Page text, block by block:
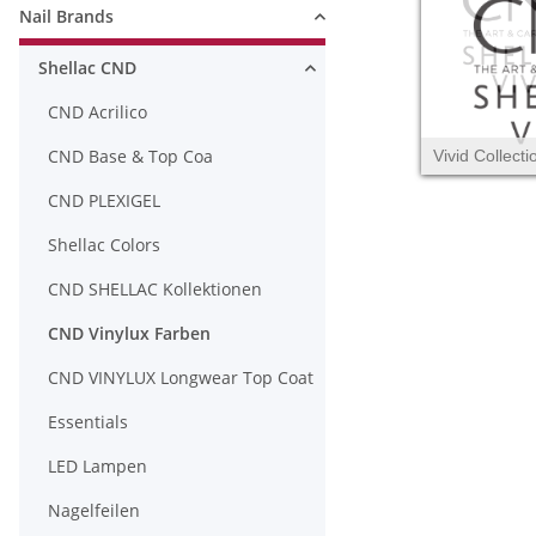
Vivid
Nail Brands
Shellac CND
CND Acrilico
CND Base & Top Coa
CND PLEXIGEL
Shellac Colors
CND SHELLAC Kollektionen
CND Vinylux Farben
CND VINYLUX Longwear Top Coat
Essentials
LED Lampen
Nagelfeilen